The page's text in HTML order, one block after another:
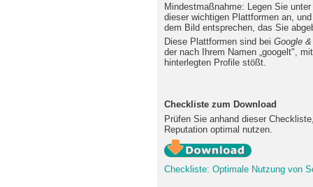
Mindestmaßnahme: Legen Sie
dieser wichtigen Plattformen an,
dem Bild entsprechen, das Sie
Diese Plattformen sind bei Google
der nach Ihrem Namen „googelt",
hinterlegten Profile stößt.
Checkliste zum Download
Prüfen Sie anhand dieser
Reputation optimal nutzen.
Checkliste: Optimale Nutzung von